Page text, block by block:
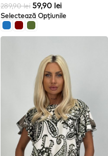
289,90lei 59,90 lei
Selectează Opțiunile